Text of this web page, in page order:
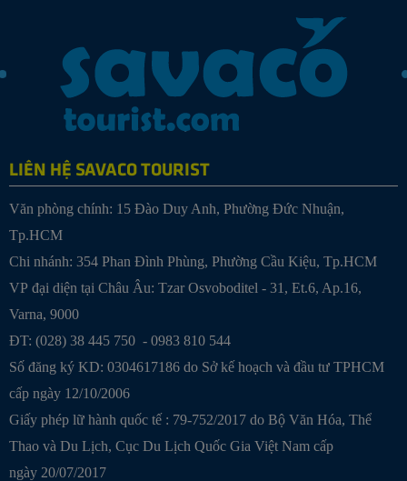
LIÊN HỆ SAVACO TOURIST
Văn phòng chính: 15 Đào Duy Anh, Phường Đức Nhuận,
Tp.HCM
Chi nhánh: 354 Phan Đình Phùng, Phường Cầu Kiệu, Tp.HCM
VP đại diện tại Châu Âu: Tzar Osvoboditel - 31, Et.6, Ap.16,
Varna, 9000
ĐT: (028) 38 445 750 - 0983 810 544
Số đăng ký KD: 0304617186 do Sở kế hoạch và đầu tư TPHCM
cấp ngày 12/10/2006
Giấy phép lữ hành quốc tế : 79-752/2017 do Bộ Văn Hóa, Thể
Thao và Du Lịch, Cục Du Lịch Quốc Gia Việt Nam cấp
ngày 20/07/2017